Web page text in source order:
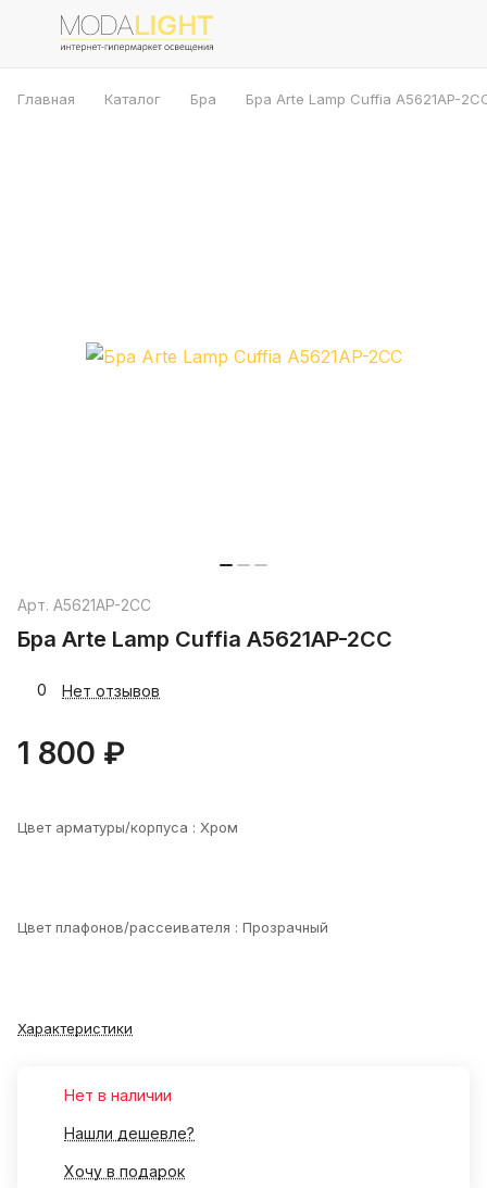
Главная Каталог Бра Бра Arte Lamp Cuffia A5621AP-
Арт. A5621AP-2CC
Бра Arte Lamp Cuffia A5621AP-2CC
0 Нет отзывов
1 800 ₽
Цвет арматуры/корпуса : Хром
Цвет плафонов/рассеивателя : Прозрачный
Характеристики
Нет в наличии
Нашли дешевле?
Хочу в подарок